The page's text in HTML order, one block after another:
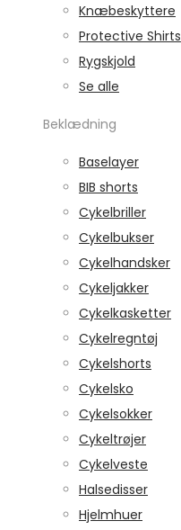
Knæbeskyttere
Protective Shirts
Rygskjold
Se alle
Beklædning
Baselayer
BIB shorts
Cykelbriller
Cykelbukser
Cykelhandsker
Cykeljakker
Cykelkasketter
Cykelregntøj
Cykelshorts
Cykelsko
Cykelsokker
Cykeltrøjer
Cykelveste
Halsedisser
Hjelmhuer